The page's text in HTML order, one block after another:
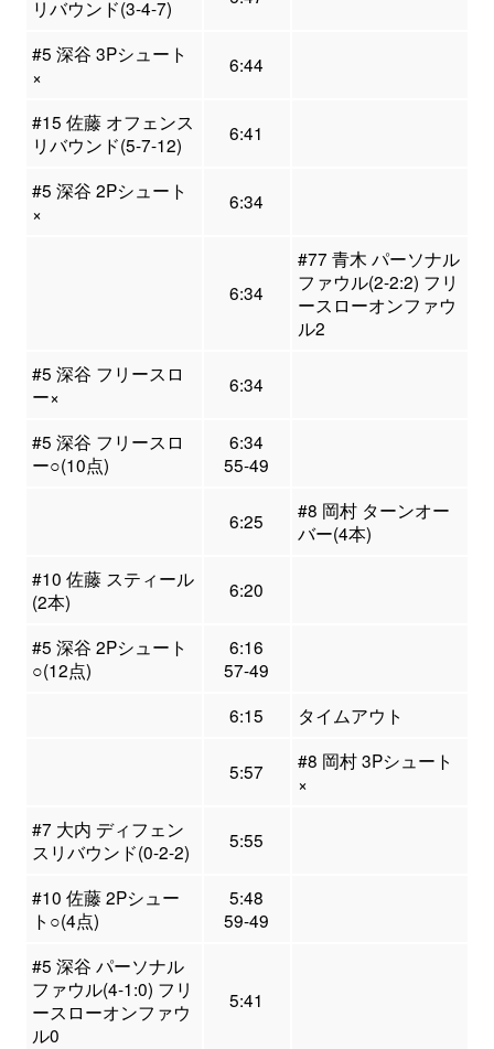
リバウンド(3-4-7)
#5 深谷 3Pシュート
×
6:44
#15 佐藤 オフェンス
リバウンド(5-7-12)
6:41
#5 深谷 2Pシュート
×
6:34
6:34
#77 青木 パーソナル
ファウル(2-2:2) フリ
ースローオンファウ
ル2
#5 深谷 フリースロ
ー×
6:34
#5 深谷 フリースロ
ー○(10点)
6:34
55-49
6:25
#8 岡村 ターンオー
バー(4本)
#10 佐藤 スティール
(2本)
6:20
#5 深谷 2Pシュート
○(12点)
6:16
57-49
6:15
タイムアウト
5:57
#8 岡村 3Pシュート
×
#7 大内 ディフェン
スリバウンド(0-2-2)
5:55
#10 佐藤 2Pシュー
ト○(4点)
5:48
59-49
#5 深谷 パーソナル
ファウル(4-1:0) フリ
ースローオンファウ
ル0
5:41